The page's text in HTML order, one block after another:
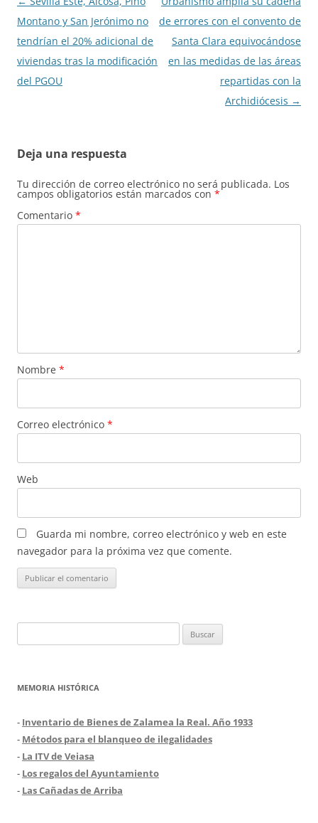
de
entradas
Montano y San Jerónimo no
tendrían el 20% adicional de
viviendas tras la modificación
del PGOU
de errores con el convento de
Santa Clara equivocándose
en las medidas de las áreas
repartidas con la
Archidiócesis →
Deja una respuesta
Tu dirección de correo electrónico no será publicada. Los
campos obligatorios están marcados con *
Comentario *
Nombre *
Correo electrónico *
Web
Guarda mi nombre, correo electrónico y web en este
navegador para la próxima vez que comente.
MEMORIA HISTÓRICA
- Inventario de Bienes de Zalamea la Real. Año 1933
- Métodos para el blanqueo de ilegalidades
- La ITV de Veiasa
- Los regalos del Ayuntamiento
- Las Cañadas de Arriba